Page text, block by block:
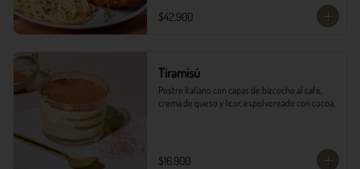
$42.900
Tiramisú
Postre italiano con capas de bizcocho al café,
crema de queso y licor, espolvoreado con cocoa.
$16.900